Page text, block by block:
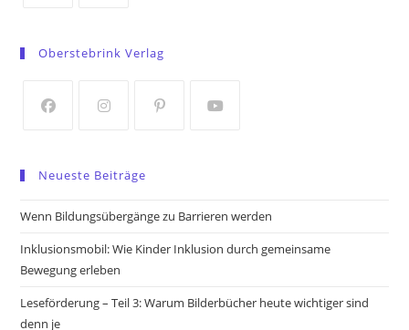
a
tab
tab
Oberstebrink Verlag
a
new
new
a
new
new
Neueste Beiträge
Wenn Bildungsübergänge zu Barrieren werden
Inklusionsmobil: Wie Kinder Inklusion durch gemeinsame
Bewegung erleben
Leseförderung – Teil 3: Warum Bilderbücher heute wichtiger sind
denn je